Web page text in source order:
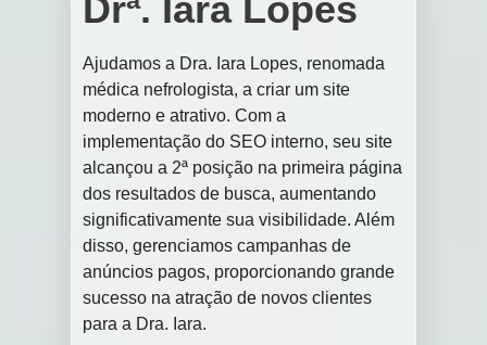
Drª. Iara Lopes
Ajudamos a Dra. Iara Lopes, renomada
médica nefrologista, a criar um site
moderno e atrativo. Com a
implementação do SEO interno, seu site
alcançou a 2ª posição na primeira página
dos resultados de busca, aumentando
significativamente sua visibilidade. Além
disso, gerenciamos campanhas de
anúncios pagos, proporcionando grande
sucesso na atração de novos clientes
para a Dra. Iara.